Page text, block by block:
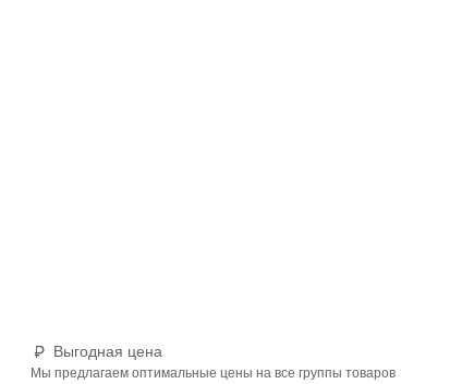
Выгодная цена
Мы предлагаем оптимальные цены на все группы товаров